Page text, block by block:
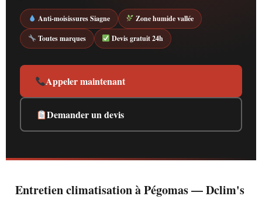
Anti-moisissures Siagne
Zone humide vallée
Toutes marques
Devis gratuit 24h
Appeler maintenant
Demander un devis
Entretien climatisation à Pégomas — Dclim's